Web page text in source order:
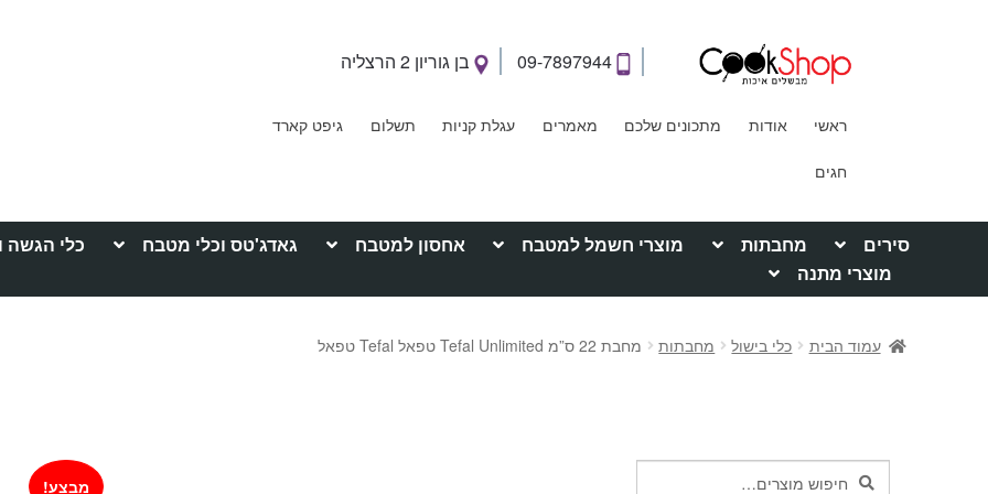
09-7897944 בן גוריון 2 הרצליה
ראשי אודות מתכונים שלכם מאמרים עגלת קניות תשלום גיפט קארד
חגים
סירים מחבתות מוצרי חשמל למטבח אחסון למטבח גאדג'טס וכלי מטבח כלי הגשה
מוצרי מתנה
עמוד הבית כלי בישול מחבתות מחבת 22 ס”מ Tefal Unlimited טפאל Tefal טפאל
מבצע!
חיפושחיפוש